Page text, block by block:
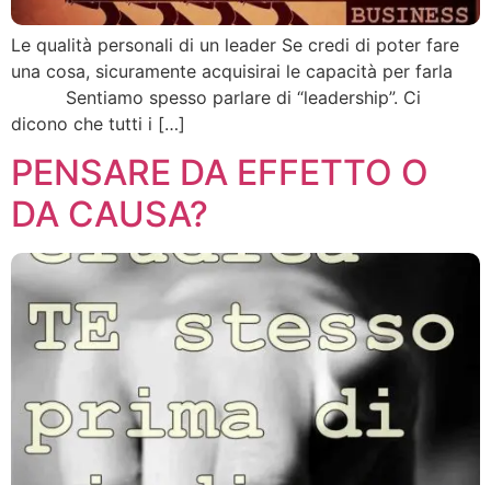
Le qualità personali di un leader Se credi di poter fare
una cosa, sicuramente acquisirai le capacità per farla
Sentiamo spesso parlare di “leadership”. Ci
dicono che tutti i […]
PENSARE DA EFFETTO O
DA CAUSA?